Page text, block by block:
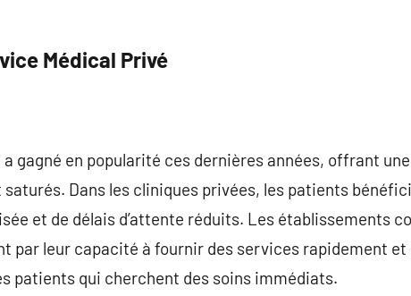
Médical Privé
gagné en popularité ces dernières années, offrant
Dans les cliniques privées, les patients
et de délais d’attente réduits. Les établissements
par leur capacité à fournir des services rapidement
patients qui cherchent des soins immédiats.